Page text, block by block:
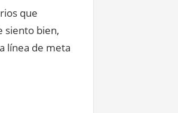
que
siento bien,
línea de meta